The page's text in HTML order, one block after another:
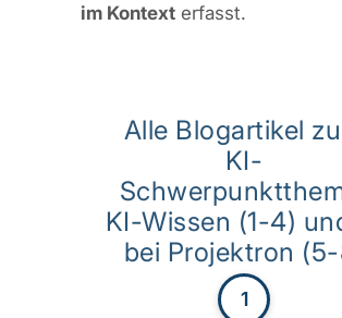
im Kontext erfasst.
Alle Blogartikel
KI-
KI-Wissen (1-4)
bei Projektron
1